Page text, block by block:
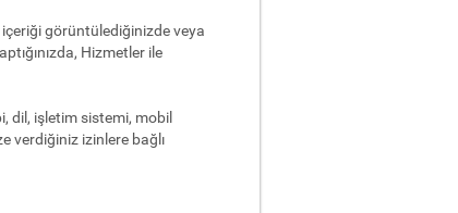
içeriği görüntülediğinizde veya
Hizmetler ile
dil, işletim sistemi, mobil
verdiğiniz izinlere bağlı